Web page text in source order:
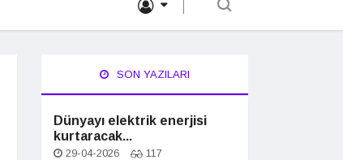
SON YAZILARI
Dünyayı elektrik enerjisi
kurtaracak...
29-04-2026 117